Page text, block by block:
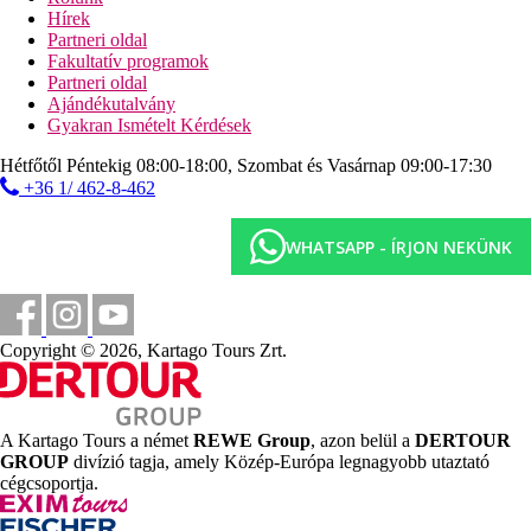
darts
Sport és szórakozás térítés ellenében
masszázsok
bőrradírozás a törökfürdőben
vízi sportok a strandon (helyi szolgáltatóknál)
Ultra All Inclusive: minden étkezés büférendszerben,
reggeli későn kelőknek, délután snack-ételek, kávé, tea és
desszert, naponta 2x fagylalt a pool-bárban, helyi és egyes
import alkoholos és alkoholmentes italok 10:00 és 24:00
óra között, heti 1x vacsora a szomszédos Side Star Park
Hotel a'la carte-éttermében. Az Ultra All Inclusive
szállodák szolgáltatásai bizonyos részletekben
szállodánként eltérhetnek.
Szálláshely besorolás
Az adott ország hivatalos besorolása: 5*.
Távolságok
Hírek
Partneri oldal
Fakultatív programok
Partneri oldal
Ajándékutalvány
Gyakran Ismételt Kérdések
Hétfőtől Péntekig 08:00-18:00, Szombat és Vasárnap 09:00-17:30
+36 1/ 462-8-462
WHATSAPP - ÍRJON NEKÜNK
Copyright © 2026, Kartago Tours Zrt.
A Kartago Tours a német REWE Group, azon belül a DERTOUR
GROUP divízió tagja, amely Közép-Európa legnagyobb utaztató
cégcsoportja.